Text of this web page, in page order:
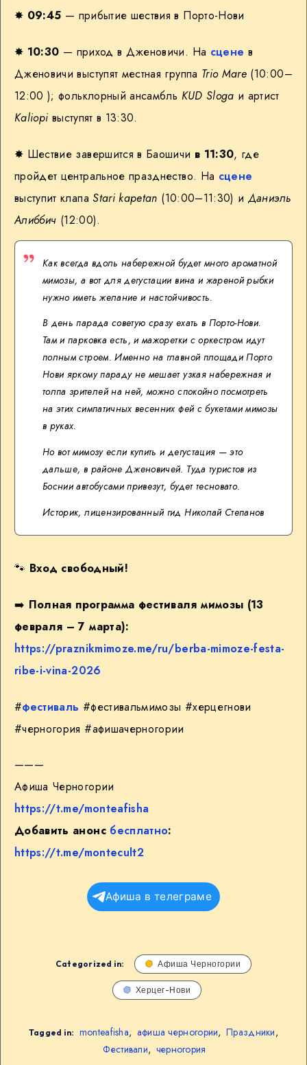
✸ 09:45 — прибытие шествия в Порто-Нови
✸ 10:30 — приход в Дженовичи. На сцене в
Дженовичи выступят местная группа Trio Mare (10:00–
12:00 ); фольклорный ансамбль KUD Sloga и артист
Kaliopiвыступят в 13:30.
✸ Шествие завершится в Баошичи в 11:30, где
пройдет центральное празднество. На сцене
выступит клапаStari kapetan (10:00–11:30) и Даниэль
Алиббич (12:00).
Как всегда вдоль набережной будет много ароматной
мимозы, а вот для дегустации вина и жареной рыбки
нужно иметь желание и настойчивость.
В день парада советую сразу ехать в Порто-Нови.
Там и парковка есть, и мажоретки с оркестром идут
полным строем. Именно на главной площади Порто
Нови яркому параду не мешает узкая набережная и
толпа зрителей на ней, можно спокойно посмотреть
на этих симпатичных весенних фей с букетами мимозы
в руках.
Но вот мимозу если купить и дегустация — это
дальше, в районе Дженовичей. Туда туристов из
Боснии автобусами привезут, будет тесновато.
Историк, лицензированный гид Николай Степанов
🐾 Вход свободный!
➡️ Полная программа фестиваля мимозы (13
февраля – 7 марта):
https://praznikmimoze.me/ru/berba-mimoze-festa-
ribe-i-vina-2026
#фестиваль #фестивальмимозы #херцегнови
#черногория #афишачерногории
———
Афиша Черногории
https://t.me/monteafisha
Добавить анонс бесплатно:
https://t.me/montecult2
Афиша в телеграме
Categorized in: Афиша Черногории
Херцег-Нови
Tagged in: monteafisha, афиша черногории, Праздники,
Фестивали, черногория